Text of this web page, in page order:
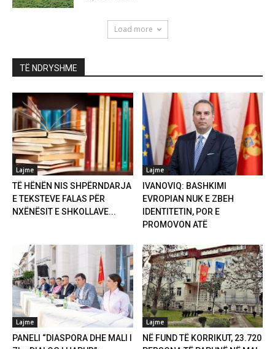
Load more
TË NDRYSHME
Lajme
TË HËNËN NIS SHPËRNDARJA
E TEKSTEVE FALAS PËR
NXËNËSIT E SHKOLLAVE...
Lajme
IVANOVIQ: BASHKIMI
EVROPIAN NUK E ZBEH
IDENTITETIN, POR E
PROMOVON ATË
Lajme
PANELI “DIASPORA DHE MALI I
Lajme
NË FUND TË KORRIKUT, 23.720